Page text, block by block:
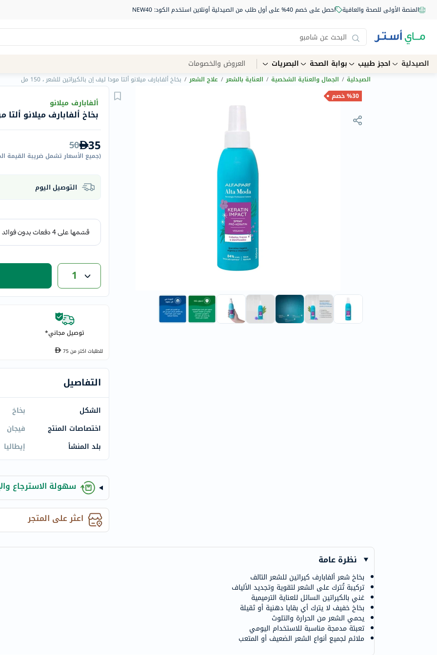
المنصة الأولى للصحة والعافية احصل على خصم 40% على أول طلب من الصيدلية أونلاين استخدم الكود: NEW40
Navigation
الصيدلية
الماركات
Humantara
carroten
eucerin
vitabiotics
vichy
acm
medicube
life
blueberry-
naturals
bepanthen
21st-
accu-
chek
activise
acuvue
annemarie-
borlind
webber-
الصيدلية احجز طبيب بوابة الصحة البصريات العروض والخصومات
الصيدلية / الجمال والعناية الشخصية / العناية بالشعر / علاج الشعر / بخاخ ألفابارف ميلانو ألتا مودا ليف إن بالكيراتين للشعر ، 150 مل
%30 خصم
ألفابارف ميلانو
بخاخ ألفابارف ميلانو ألتا
35
50
(جميع الأسعار تشمل ضريبة القيمة
التوصيل اليوم
1
توصيل مجاني*
للطلبات اكتر من75
التفاصيل
الشكل
بخاخ
اختصاصات المنتج
فيجان
بلد المنشأ
إيطاليا
سهولة الاسترجاع
اعثر على المتجر
نظرة عامة
بخاخ شعر ألفابارف كيراتين للشعر التالف
تركيبة تُترك على الشعر لتقوية وتجديد الألياف
غني بالكيراتين السائل للعناية الترميمية
بخاخ خفيف لا يترك أي بقايا دهنية أو ثقيلة
يحمي الشعر من الحرارة والتلوث
تعبئة مدمجة مناسبة للاستخدام اليومي
ملائم لجميع أنواع الشعر الضعيف أو المتعب